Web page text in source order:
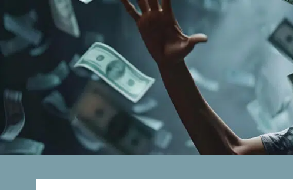
Inhalt
springen